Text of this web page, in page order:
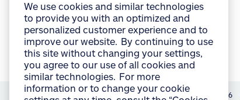
Obtenir l’appli mobile
© Allstate du Canada, compagnie d’assurance, 2026
you agree to our use of all cookies and
similar technologies. For more
information or to change your cookie
settings at any time, consult the “Cookies
and other technologies” section of our
Privacy Policy:English français
accept